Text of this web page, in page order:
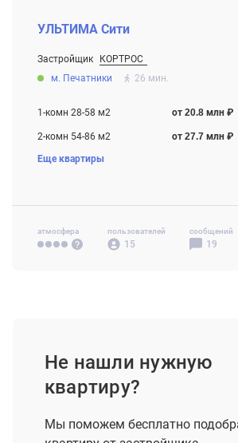
УЛЬТИМА Сити
Застройщик
КОРТРОС
Строится
м. Печатники 26 мин.
1-комн 28-58 м2 от 20.8 млн ₽
2-комн 54-86 м2 от 27.7 млн ₽
3-комн 72-98 м2
Еще квартиры
атмосфера пользователей
15
сообщений
19
Не нашли нужную
квартиру?
Мы поможем бесплатно